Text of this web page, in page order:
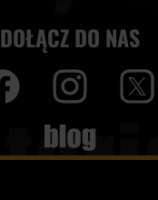
DOŁĄCZ DO NAS
Blog